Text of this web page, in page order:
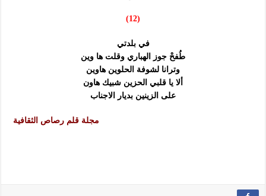
(12)
في بلدتي
طُفحْ جوز الهباري وقلت ها وين
وترانا لشوفة الحلوين هاوين
ألا يا قلبي الحزين شبيك هاون
على الزينين بديار الاجناب
مجلة قلم رصاص الثقافية